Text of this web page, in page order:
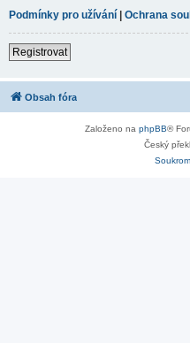
Podmínky pro užívání | Ochrana
Registrovat
Obsah fóra
Založeno na phpBB®
Český